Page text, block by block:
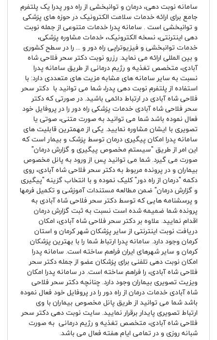
سامانه نوبت دهی، درمان و توانبخشی از راه دور پدرا یک پلتفرم
جامع برای ارائه خدمات سلامت الکترونیک در حوزه های پزشکی
و توانبخشی است . سامانه پدرا خدمات متنوعی از جمله نوبت
دهی اینترنتی، نسخه الکترونیک، خدمات مشاوره پزشکی،
خدمات توانبخشی و فیزیوتراپی راه دور و ... را در سطح کشوری
و بین المللی ارائه می نماید. رزرو نوبت دکتر سحر فلاحی شاه
آبادی، متخصص تغذیه و رژیم درمانی از طریق سامانه پدرا
نسبت به سایر سامانه های مشابه مزیت های متعددی دارد: با
استفاده از پلتفرم نوبت دهی پدرا، شما می توانید با دکتر سحر
فلاحی شاه آبادی در ارتباط دائمی باشید. در صورتی که دکتر
سحر فلاحی شاه آبادی خدمات پزشکی راه دور را در پروفایل خود
فعال نموده باشد شما می توانید به صورت متنی، صوتی یا
تصویری با ایشان مشاوره نمایید. یکی از مهمترین قابلیت های
سامانه پدرا امکان پیگیری درمان توسط پزشک و بیمار است که
این امر از طریق "سیستم مخصوص پیگیری و گزارش درمان"
صورت می گیرد. شما می توانید پس از ورود به پانل مخصوص
بیماران و در پرونده مربوط به دکتر سحر فلاحی شاه آبادی، روی
دکمه "درمان از راه دور" کلیک نموده و با انتخاب گزینه "پیگیری
و گزارش درمان" ضمن مطالعه مستندات آموزشی و تکمیل فرمها
و پرسشنامه هایی که توسط دکتر سحر فلاحی شاه آبادی به
پرونده شما ضمیمه شده است نسبت به ثبت گزارش درمان
اقدام نمایید. علاوه بر دکتر سحر فلاحی شاه آبادی، امکان
دریافت نوبت اینترنتی از سایر پزشکان شهر کرمان و استان
کرمان وجود دارد. سامانه پدرا ارتباط شما را با بهترین پزشکان
کرمان و سایر شهرهای ایران فراهم ساخته است. سامانه پدرا
امکان نوبت دهی تلفنی برای پزشکان عضو از جمله دکتر سحر
فلاحی شاه آبادی، را فراهم ساخته است. در سامانه پدرا امکان
ویزیت تصویری بیماران وجود دارد. چنانچه دکتر سحر فلاحی
شاه آبادی خدمات درمان از راه دور را در پروفایل خود فعال نموده
باشد شما می توانید از طریق پانل مخصوص بیماران با وی
ارتباط تصویری پایدار برقرار نمایید. سایت نوبت دهی دکتر سحر
فلاحی شاه آبادی، متخصص تغذیه و رژیم درمانی به صورت
شبانه روزی و در تمامی ایام هفته فعال می باشد.